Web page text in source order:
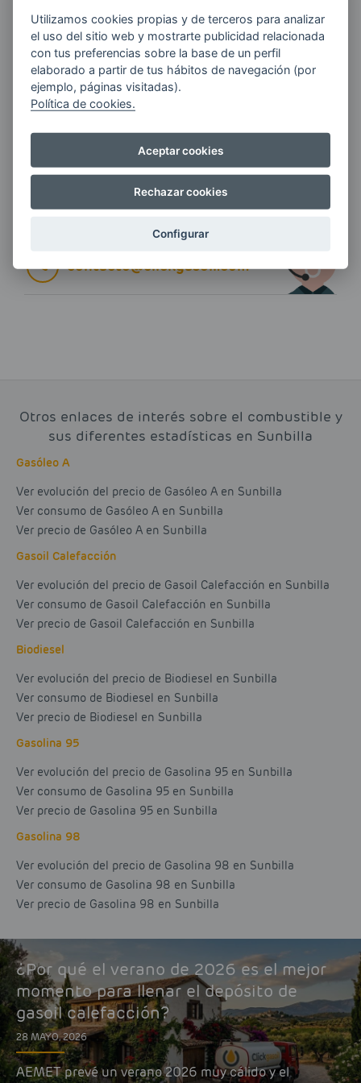
Quiero recibir las últimas novedades de AVIA
ENERGIAS por cualquier medio, incluido
Si tienes alguna duda durante el
pedido escríbenos a:
contacto@clickgasoil.com
Otros enlaces de interés sobre el combustible y
sus diferentes estadísticas en Sunbilla
Gasóleo A
Ver evolución del precio de Gasóleo A en Sunbilla
Ver consumo de Gasóleo A en Sunbilla
Ver precio de Gasóleo A en Sunbilla
Gasoil Calefacción
Ver evolución del precio de Gasoil Calefacción en Sunbilla
Ver consumo de Gasoil Calefacción en Sunbilla
Ver precio de Gasoil Calefacción en Sunbilla
Biodiesel
Ver evolución del precio de Biodiesel en Sunbilla
Ver consumo de Biodiesel en Sunbilla
Ver precio de Biodiesel en Sunbilla
Gasolina 95
Ver evolución del precio de Gasolina 95 en Sunbilla
Ver consumo de Gasolina 95 en Sunbilla
Ver precio de Gasolina 95 en Sunbilla
Gasolina 98
Ver evolución del precio de Gasolina 98 en Sunbilla
Ver consumo de Gasolina 98 en Sunbilla
Ver precio de Gasolina 98 en Sunbilla
¿Por qué el verano de 2026 es el mejor
momento para llenar el depósito de
gasoil calefacción?
28 MAYO, 2026
AEMET prevé un verano 2026 muy cálido y el
Utilizamos cookies propias y de terceros para analizar
el uso del sitio web y mostrarte publicidad relacionada
con tus preferencias sobre la base de un perfil
elaborado a partir de tus hábitos de navegación (por
ejemplo, páginas visitadas).
Política de cookies.
Aceptar cookies
Rechazar cookies
Configurar